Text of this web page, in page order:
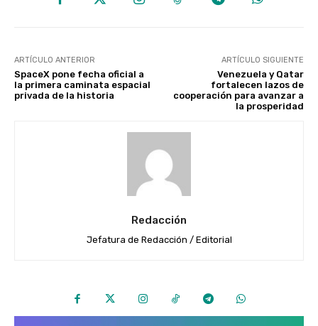
ARTÍCULO ANTERIOR
SpaceX pone fecha oficial a
la primera caminata espacial
privada de la historia
ARTÍCULO SIGUIENTE
Venezuela y Qatar
fortalecen lazos de
cooperación para avanzar a
la prosperidad
Redacción
Jefatura de Redacción / Editorial